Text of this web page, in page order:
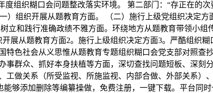
组织糊口会问题整改落实环境。 第二部门：“存正在的
组织开展从题教育方面。 （二）施行上级党组织决定方
立和践行准确政绩不雅方面。环绕地方从题教育带领小组
展从题教育方面2。施行上级组织决定方面3。严酷组织
色社会从义思惟从题教育专题组织糊口会党支部对照查
群众、抓好本身扶植等方面，深切查找问题短板、深刻
做关系（所受监视、所施监视、内部合做、外部关系）
够添加删除等编纂操做，免费注册，一键下载。平台同